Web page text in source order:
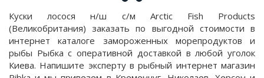
Куски лосося н/ш с/м Arctic Fish Products
(Великобритания) заказать по выгодной стоимости в
интернет каталоге замороженных морепродуктов и
рыбы Рыбка с оперативной доставкой в любой уголок
Киева. Напишите эксперту в рыбный интернет магазин